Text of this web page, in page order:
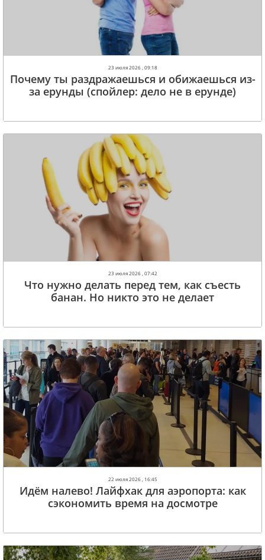
23 июля 2026 , 09:18
Почему ты раздражаешься и обижаешься из-
за ерунды (спойлер: дело не в ерунде)
23 июля 2026 , 07:42
Что нужно делать перед тем, как съесть
банан. Но никто это не делает
22 июля 2026 , 16:45
Идём налево! Лайфхак для аэропорта: как
сэкономить время на досмотре